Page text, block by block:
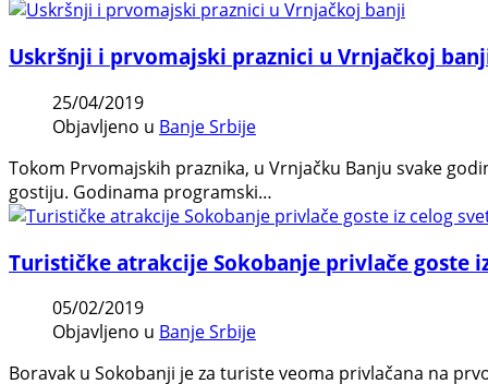
Uskršnji i prvomajski praznici u Vrnjačkoj
25/04/2019
Objavljeno u Banje Srbije
Tokom Prvomajskih praznika, u Vrnjačku Banju svake
gostiju. Godinama programski…
Turističke atrakcije Sokobanje privlače goste
05/02/2019
Objavljeno u Banje Srbije
Boravak u Sokobanji je za turiste veoma privlačana na